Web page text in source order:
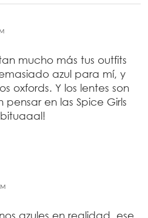
mucho más tus outfits
azul para mí, y
oxfords. Y los lentes son
en las Spice Girls